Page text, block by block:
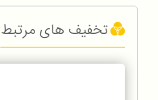
تخفیف های مرتبط